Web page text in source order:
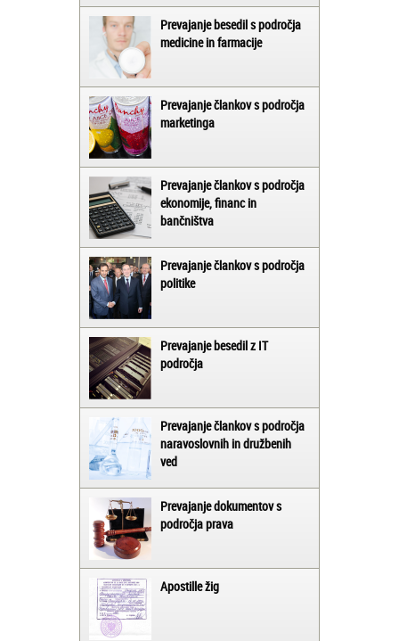
Prevajanje besedil s področja
medicine in farmacije
Prevajanje člankov s področja
marketinga
Prevajanje člankov s področja
ekonomije, financ in
bančništva
Prevajanje člankov s področja
politike
Prevajanje besedil z IT
področja
Prevajanje člankov s področja
naravoslovnih in družbenih
ved
Prevajanje dokumentov s
področja prava
Apostille žig